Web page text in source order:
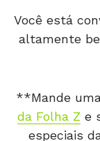
Você está
altamente
**Mande
da Folha Z e
especiais